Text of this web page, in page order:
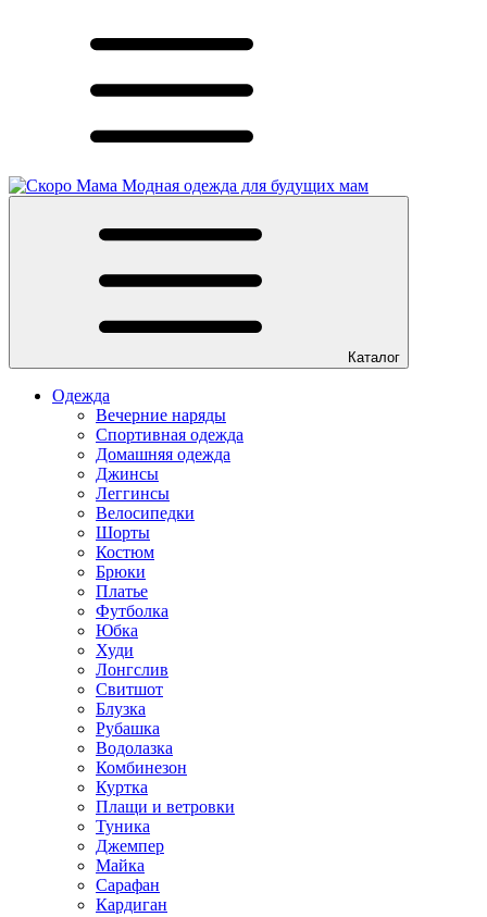
Модная одежда для будущих мам
Каталог
Одежда
Вечерние наряды
Спортивная одежда
Домашняя одежда
Джинсы
Леггинсы
Велосипедки
Шорты
Костюм
Брюки
Платье
Футболка
Юбка
Худи
Лонгслив
Свитшот
Блузка
Рубашка
Водолазка
Комбинезон
Куртка
Плащи и ветровки
Туника
Джемпер
Майка
Сарафан
Кардиган